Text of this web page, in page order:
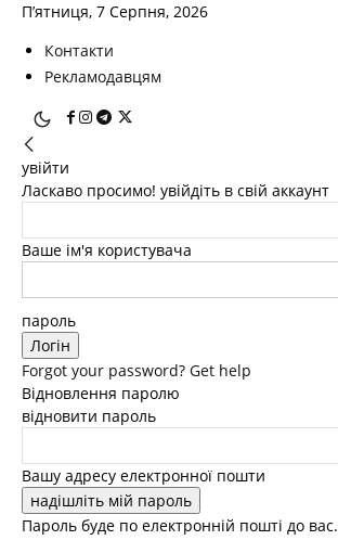
П’ятниця, 7 Серпня, 2026
Контакти
Рекламодавцям
увійти
Ласкаво просимо! увійдіть в свій аккаунт
Ваше ім'я користувача
пароль
Forgot your password? Get help
Відновлення паролю
відновити пароль
Вашу адресу електронної пошти
Пароль буде по електронній пошті до вас.